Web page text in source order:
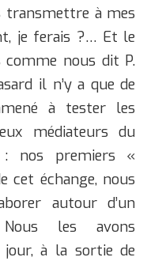
transmettre à mes
je ferais ?… Et le
nous dit P.
il n’y a que de
à tester les
médiateurs du
: nos premiers «
cet échange, nous
autour d’un
Nous les avons
jour, à la sortie de